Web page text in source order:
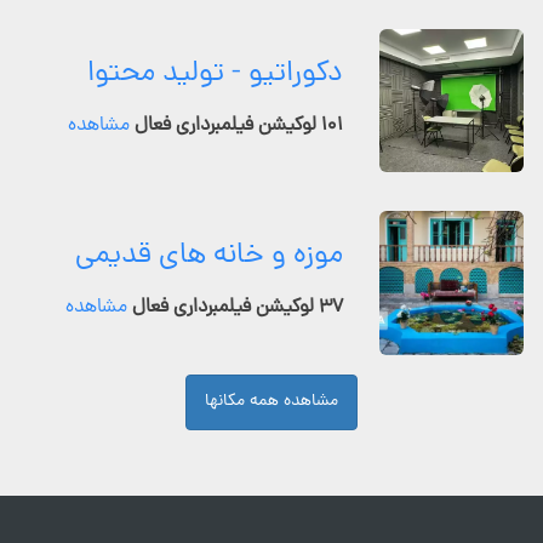
دکوراتیو - تولید محتوا
۱۰۱ لوکیشن فیلمبرداری فعال مشاهده
موزه و خانه های قدیمی
۳۷ لوکیشن فیلمبرداری فعال مشاهده
مشاهده همه مکانها